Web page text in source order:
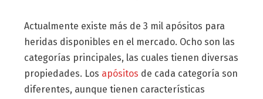
Actualmente existe más de 3 mil apósitos para
heridas disponibles en el mercado. Ocho son las
categorías principales, las cuales tienen diversas
propiedades. Los apósitos de cada categoría son
diferentes, aunque tienen características